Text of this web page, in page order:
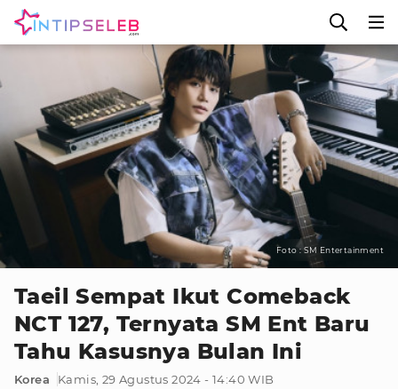
Foto : SM Entertainment
Taeil Sempat Ikut Comeback
NCT 127, Ternyata SM Ent Baru
Tahu Kasusnya Bulan Ini
Korea
Kamis, 29 Agustus 2024 - 14:40 WIB